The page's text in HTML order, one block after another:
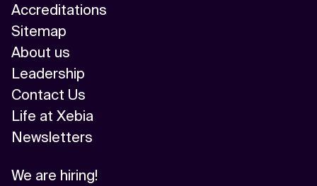
Accreditations
Sitemap
About us
Leadership
Contact Us
Life at Xebia
Newsletters
We are hiring!